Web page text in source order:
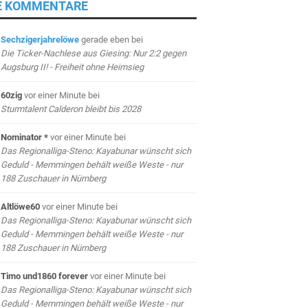
KOMMENTARE
Sechzigerjahrelöwe gerade ebenbei
Die Ticker-Nachlese aus Giesing: Nur 2:2 gegen
Augsburg II! - Freiheit ohne Heimsieg
60zig vor einer Minutebei
Sturmtalent Calderon bleibt bis 2028
Nominator * vor einer Minutebei
Das Regionalliga-Steno: Kayabunar wünscht sich
Geduld - Memmingen behält weiße Weste - nur
188 Zuschauer in Nürnberg
Altlöwe60 vor einer Minutebei
Das Regionalliga-Steno: Kayabunar wünscht sich
Geduld - Memmingen behält weiße Weste - nur
188 Zuschauer in Nürnberg
Timo und1860 forever vor einer Minutebei
Das Regionalliga-Steno: Kayabunar wünscht sich
Geduld - Memmingen behält weiße Weste - nur